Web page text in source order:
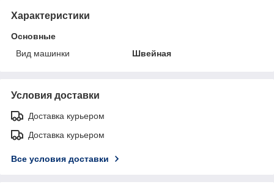
Характеристики
Основные
Вид машинки
Швейная
Условия доставки
Доставка курьером
Доставка курьером
Все условия доставки